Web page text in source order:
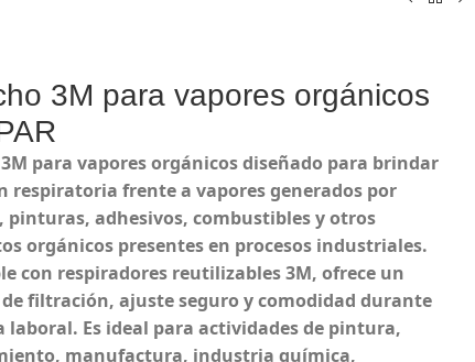
3M para vapores orgánicos
para vapores orgánicos diseñado para brindar
respiratoria frente a vapores generados por
pinturas, adhesivos, combustibles y otros
orgánicos presentes en procesos industriales.
con respiradores reutilizables 3M, ofrece un
filtración, ajuste seguro y comodidad durante
laboral. Es ideal para actividades de pintura,
manufactura, industria química,